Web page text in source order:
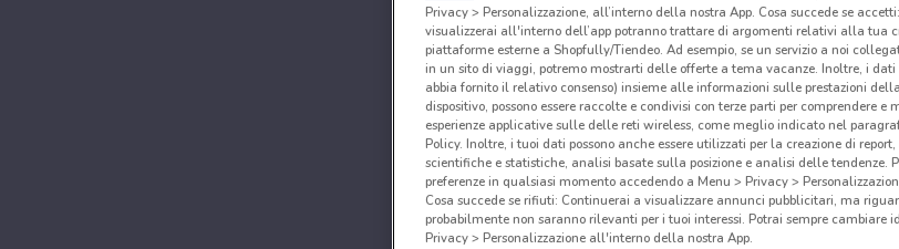
Privacy > Personalizzazione, all’interno della nostra App. Cosa succede se
visualizzerai all'interno dell’app potranno trattare di argomenti relativi alla tua
piattaforme esterne a Shopfully/Tiendeo. Ad esempio, se un servizio a noi
in un sito di viaggi, potremo mostrarti delle offerte a tema vacanze. Inoltre, i dati
abbia fornito il relativo consenso) insieme alle informazioni sulle prestazioni
dispositivo, possono essere raccolte e condivisi con terze parti per comprendere
esperienze applicative sulle delle reti wireless, come meglio indicato nel
Policy. Inoltre, i tuoi dati possono anche essere utilizzati per la creazione di
scientifiche e statistiche, analisi basate sulla posizione e analisi delle tendenze.
preferenze in qualsiasi momento accedendo a Menu > Privacy >
Cosa succede se rifiuti: Continuerai a visualizzare annunci pubblicitari, ma
probabilmente non saranno rilevanti per i tuoi interessi. Potrai sempre cambiare
Privacy > Personalizzazione all'interno della nostra App.